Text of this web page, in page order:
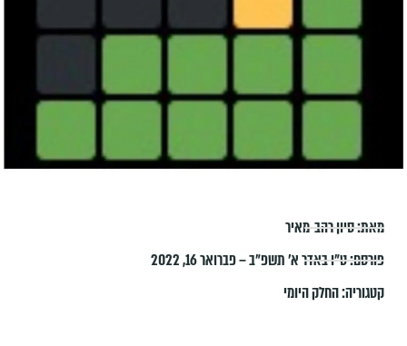
מאת:סיון רהב-מאיר
פורסם:ט״ו באדר א׳ תשפ״ב – פברואר 16, 2022
קטגוריה:החלק היומי